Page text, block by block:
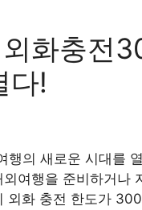
화충전
다!
의 새로운 시대를
여행을 준비하거나
외화 충전 한도가